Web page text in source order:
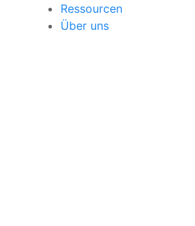
Ressourcen
Über uns